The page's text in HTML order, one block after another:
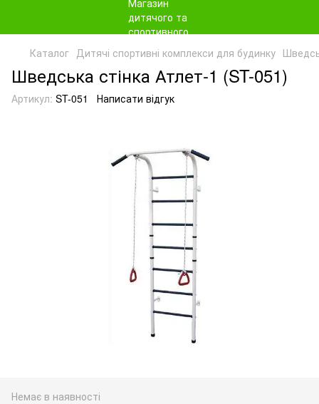
Каталог Дитячі спортивні комплекси для будинку
Шведська стінка Атлет-1 (ST-051)
Артикул: ST-051 Написати відгук
Немає в наявності